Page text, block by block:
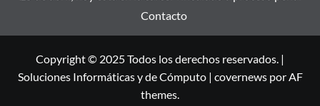
Contacto
Copyright © 2025 Todos los derechos reservados. |
Soluciones Informáticas y de Cómputo | covernewspor AF
themes.